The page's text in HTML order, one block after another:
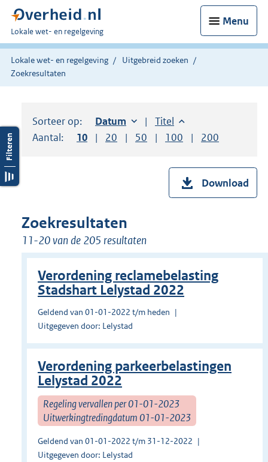
Menu
U
bent
hier:
Lokale wet- en regelgeving
Lokale wet- en regelgeving
Uitgebreid zoeken
Zoekresultaten
Sorteer op: Sorteer op:
Datum oplopendSorteer op:
Titel oplopend
Aantal:
Toon
10 resultaten per pagina
Toon
20 resultaten per pagina
Toon
50 resultaten per pagina
Toon
100 resultaten per
Toon
200
Download
Zoekresultaten
11-20 van de 205 resultaten
Verordening reclamebelasting
Stadshart Lelystad 2022
Geldend van 01-01-2022 t/m heden
Uitgegeven door: Lelystad
Verordening parkeerbelastingen
Lelystad 2022
Regeling vervallen per 01-01-2023
Uitwerkingtredingdatum 01-01-2023
Geldend van 01-01-2022 t/m 31-12-2022
Uitgegeven door: Lelystad